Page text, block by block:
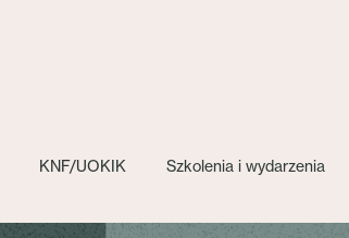
KNF/UOKIK Szkolenia i wydarzenia